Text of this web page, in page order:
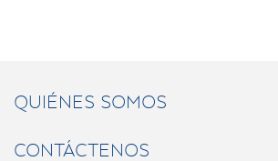
QUIÉNES SOMOS
CONTÁCTENOS